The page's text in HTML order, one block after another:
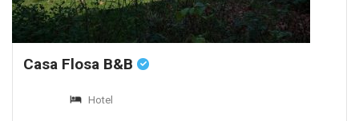
Casa Flosa B&B
Hotel